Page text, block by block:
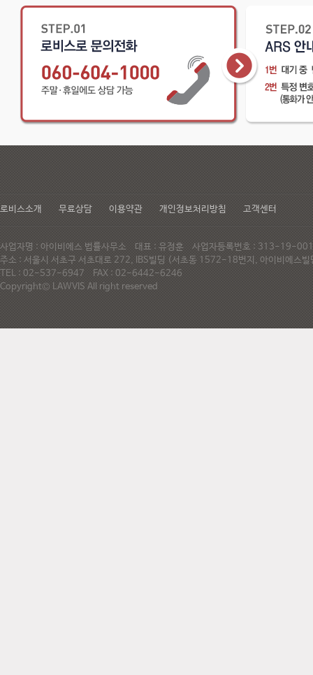
로비스소개 무료상담 이용약관 개인정보처리방침 고객센터
사업자명 : 아이비에스 법률사무소 대표 : 유정훈 사업자등록번호 : 313-19-
주소 : 서울시 서초구 서초대로 272, IBS빌딩 (서초동 1572-18번지, 아이비에스
TEL : 02-537-6947 FAX : 02-6442-6246
Copyright© LAWVIS All right reserved